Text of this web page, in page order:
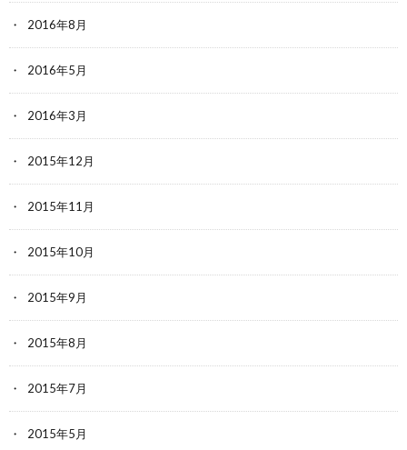
2016年8月
2016年5月
2016年3月
2015年12月
2015年11月
2015年10月
2015年9月
2015年8月
2015年7月
2015年5月